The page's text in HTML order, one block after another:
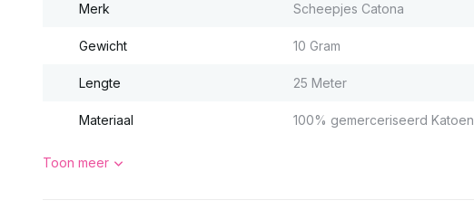
Merk Scheepjes Catona
Gewicht 10 Gram
Lengte 25 Meter
Materiaal 100% gemerceriseerd Katoen
Toon meer